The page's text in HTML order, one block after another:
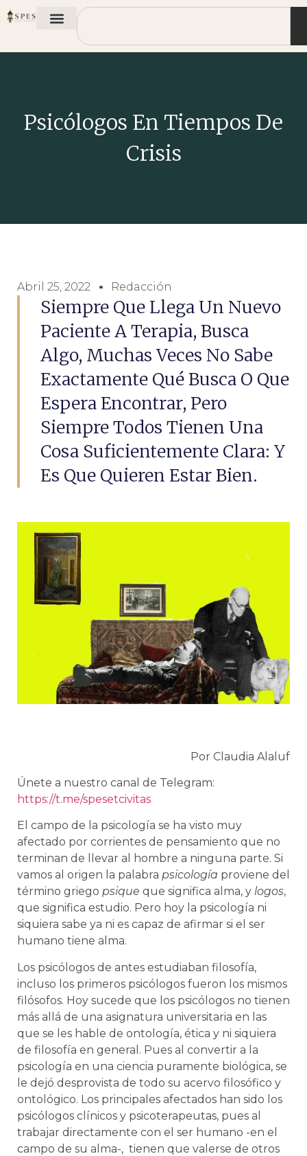
Psicólogos En Tiempos De
Crisis
Abril 25, 2022 Redacción
Siempre Que Llega Un Nuevo
Paciente A Terapia, Busca
Algo, Muchas Veces No Sabe
Exactamente Qué Busca O Que
Espera Encontrar, Pero
Siempre Todos Tienen Una
Cosa Suficientemente Clara: Y
Es Que Quieren Estar Bien.
Por Claudia Alaluf
Únete a nuestro canal de Telegram:
https://t.me/spesetcivitas
El campo de la psicología se ha visto muy
afectado por corrientes de pensamiento que no
terminan de llevar al hombre a ninguna parte. Si
vamos al origen la palabra psicología proviene del
término griego psique que significa alma, y logos,
que significa estudio. Pero hoy la psicología ni
siquiera sabe ya ni es capaz de afirmar si el ser
humano tiene alma.
Los psicólogos de antes estudiaban filosofía,
incluso los primeros psicólogos fueron los mismos
filósofos. Hoy sucede que los psicólogos no tienen
más allá de una asignatura universitaria en las
que se les hable de ontología, ética y ni siquiera
de filosofía en general. Pues al convertir a la
psicología en una ciencia puramente biológica, se
le dejó desprovista de todo su acervo filosófico y
ontológico. Los principales afectados han sido los
psicólogos clínicos y psicoterapeutas, pues al
trabajar directamente con el ser humano -en el
campo de su alma-, tienen que valerse de otros